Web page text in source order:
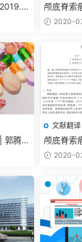
颅底脊索
科治疗进
2020-
郭腾显
文献翻译
颅底脊索
2020-